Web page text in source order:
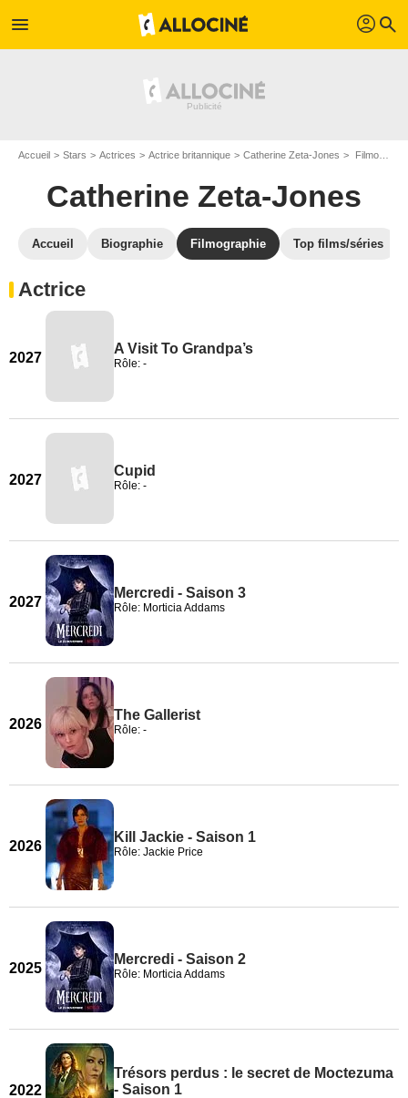
menu profil search
Accueil Stars Actrices Actrice britannique Catherine Zeta-Jones Filmographie Catherine Zeta-Jones
Catherine Zeta-Jones
Accueil Biographie Filmographie Top films/séries
Actrice
2027
A Visit To Grandpa’s
Rôle: -
2027
Cupid
Rôle: -
2027
Mercredi - Saison 3
Rôle: Morticia Addams
2026
The Gallerist
Rôle: -
2026
Kill Jackie - Saison 1
Rôle: Jackie Price
2025
Mercredi - Saison 2
Rôle: Morticia Addams
2022
Trésors perdus : le secret de Moctezuma
- Saison 1